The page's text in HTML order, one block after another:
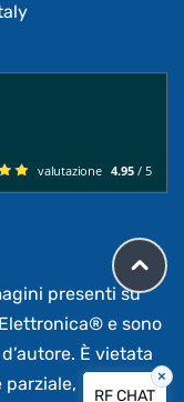
valutazione 4.95 / 5
presenti su
e sono
È vietata
parziale, non
RF CHAT
×